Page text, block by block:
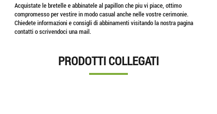
Acquistate le bretelle e abbinatele al papillon che piu vi piace, ottimo
compromesso per vestire in modo casual anche nelle vostre cerimonie.
Chiedete informazioni e consigli di abbinamenti visitando la nostra pagina
contatti o scrivendoci una mail.
PRODOTTI COLLEGATI